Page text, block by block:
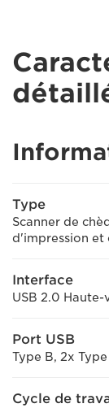
Type
Scanner de
d'impression et
Interface
USB 2.0 Haute-
Port USB
Type B, 2x
Cycle de